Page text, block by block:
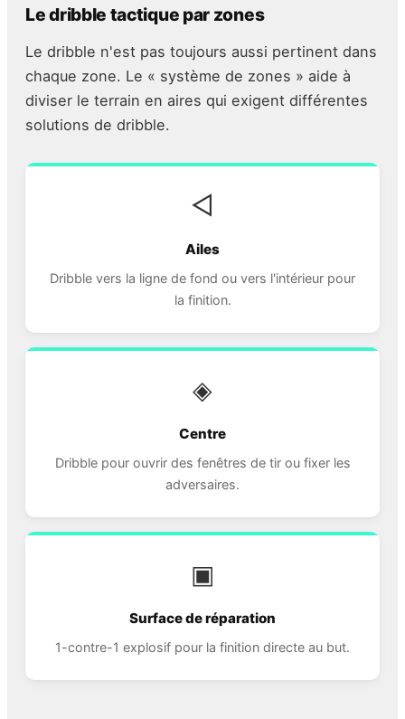
Le dribble tactique par zones
Le dribble n'est pas toujours aussi pertinent dans
chaque zone. Le « système de zones » aide à
diviser le terrain en aires qui exigent différentes
solutions de dribble.
◁
Ailes
Dribble vers la ligne de fond ou vers l'intérieur pour
la finition.
◈
Centre
Dribble pour ouvrir des fenêtres de tir ou fixer les
adversaires.
▣
Surface de réparation
1-contre-1 explosif pour la finition directe au but.